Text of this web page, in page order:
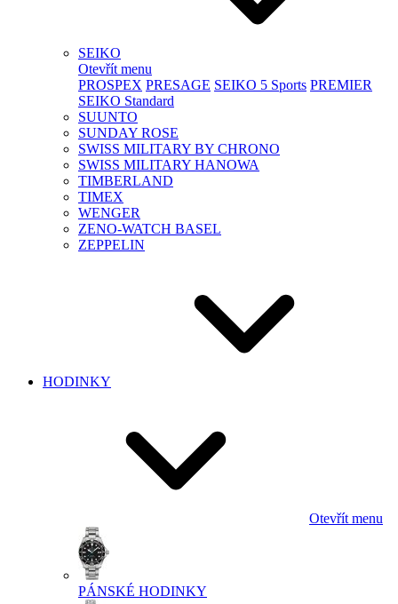
SEIKO
Otevřít menu
PROSPEX PRESAGE SEIKO 5 Sports PREMIER
SEIKO Standard
SUUNTO
SUNDAY ROSE
SWISS MILITARY BY CHRONO
SWISS MILITARY HANOWA
TIMBERLAND
TIMEX
WENGER
ZENO-WATCH BASEL
ZEPPELIN
HODINKY
Otevřít menu
PÁNSKÉ HODINKY